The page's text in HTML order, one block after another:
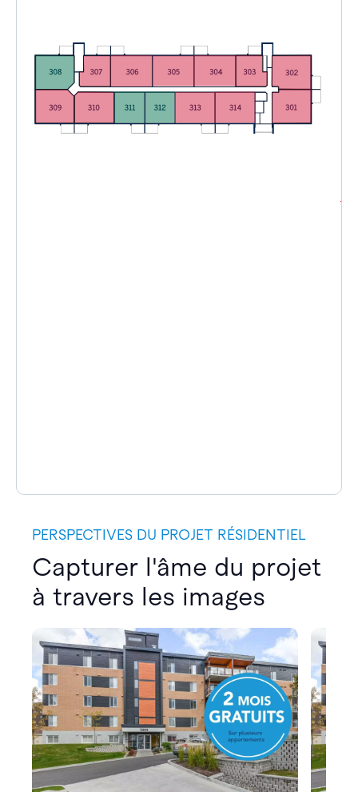
PERSPECTIVES DU PROJET RÉSIDENTIEL
Capturer l'âme du projet
à travers les images